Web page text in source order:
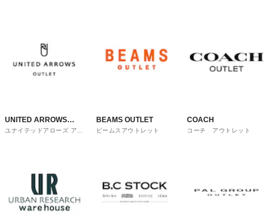
UNITED ARROWS
OUTLET
ユナイテッドアローズ アウ
BEAMS OUTLET
ビームスアウトレット
COACH
コーチ アウトレット